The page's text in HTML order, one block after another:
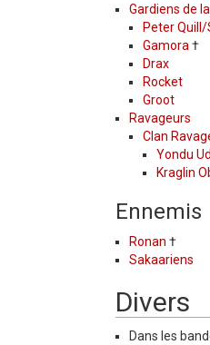
Gardiens de
Peter
Gamora †
Drax
Rocket
Groot
Ravageurs
Clan
Yondu
Kraglin
Ennemis
Ronan †
Sakaariens
Divers
Dans les